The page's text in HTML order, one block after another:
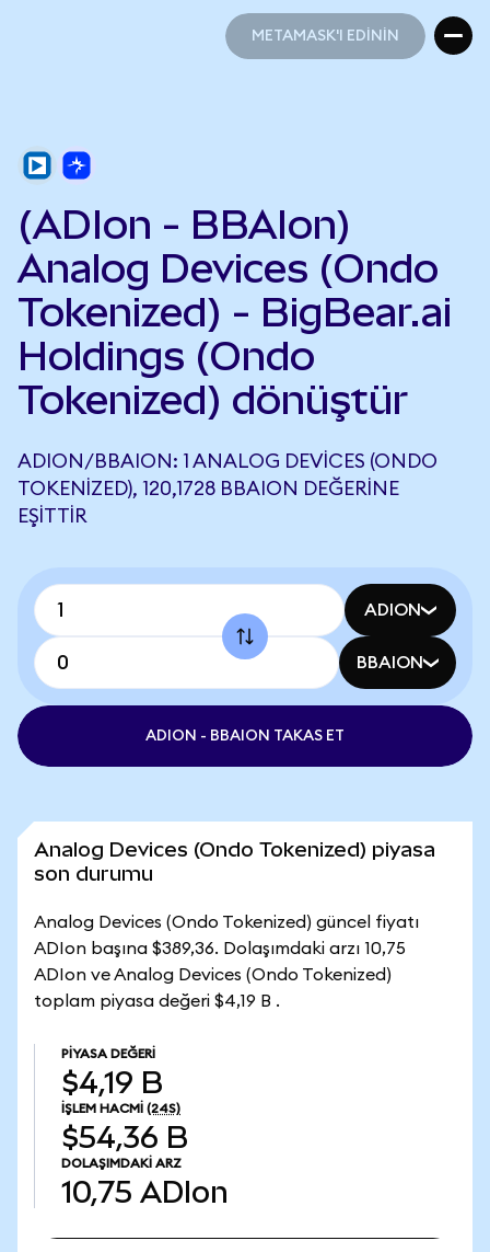
METAMASK'I EDİNİN
(ADIon - BBAIon)
Analog Devices (Ondo
Tokenized) - BigBear.ai
Holdings (Ondo
Tokenized) dönüştür
ADION/BBAION: 1 ANALOG DEVICES (ONDO
TOKENIZED), 120,1728 BBAION DEĞERINE
EŞITTIR
ADION
BBAION
ADION - BBAION TAKAS ET
Analog Devices (Ondo Tokenized) piyasa
son durumu
Analog Devices (Ondo Tokenized) güncel fiyatı
ADIon başına $389,36. Dolaşımdaki arzı 10,75
ADIon ve Analog Devices (Ondo Tokenized)
toplam piyasa değeri $4,19 B .
PIYASA DEĞERI
$4,19 B
İŞLEM HACMI (24S)
$54,36 B
DOLAŞIMDAKI ARZ
10,75 ADIon